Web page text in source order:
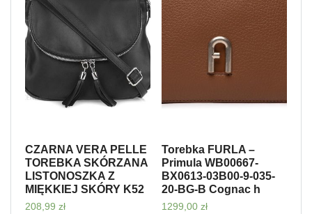
CZARNA VERA PELLE
TOREBKA SKÓRZANA
LISTONOSZKA Z
MIĘKKIEJ SKÓRY K52
208,99 zł
Torebka FURLA –
Primula WB00667-
BX0613-03B00-9-035-
20-BG-B Cognac h
1299,00 zł